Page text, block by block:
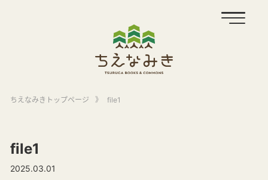
ちえなみきトップページ 》 file1
file1
2025.03.01